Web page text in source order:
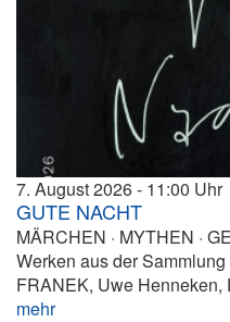
7. August 2026 11:00
GUTE NACHT
MÄRCHEN · MYTHEN ·
Werken aus der
FRANEK, Uwe Henneken,
mehr